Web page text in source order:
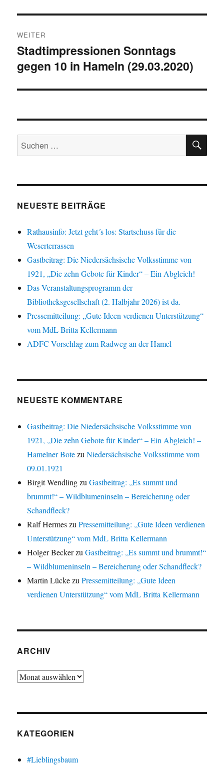
WEITER
Nächster
Beitrag:
Stadtimpressionen Sonntags
gegen 10 in Hameln (29.03.2020)
Suchen
nach:
NEUESTE BEITRÄGE
Rathausinfo: Jetzt geht´s los: Startschuss für die
Weserterrassen
Gastbeitrag: Die Niedersächsische Volksstimme von
1921, „Die zehn Gebote für Kinder“ – Ein Abgleich!
Das Veranstaltungsprogramm der
Bibliotheksgesellschaft (2. Halbjahr 2026) ist da.
Pressemitteilung: „Gute Ideen verdienen Unterstützung“
vom MdL Britta Kellermann
ADFC Vorschlag zum Radweg an der Hamel
NEUESTE KOMMENTARE
Gastbeitrag: Die Niedersächsische Volksstimme von
1921, „Die zehn Gebote für Kinder“ – Ein Abgleich! –
Hamelner BotezuNiedersächsische Volksstimme vom
09.01.1921
Birgit WendlingzuGastbeitrag: „Es summt und
brummt!“ – Wildblumeninseln – Bereicherung oder
Schandfleck?
Ralf HermeszuPressemitteilung: „Gute Ideen verdienen
Unterstützung“ vom MdL Britta Kellermann
Holger BeckerzuGastbeitrag: „Es summt und brummt!“
– Wildblumeninseln – Bereicherung oder Schandfleck?
Martin LückezuPressemitteilung: „Gute Ideen
verdienen Unterstützung“ vom MdL Britta Kellermann
ARCHIV
Archiv
KATEGORIEN
#Lieblingsbaum